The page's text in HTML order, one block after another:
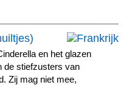
en het glazen
de stiefzusters van
Zij mag niet mee,